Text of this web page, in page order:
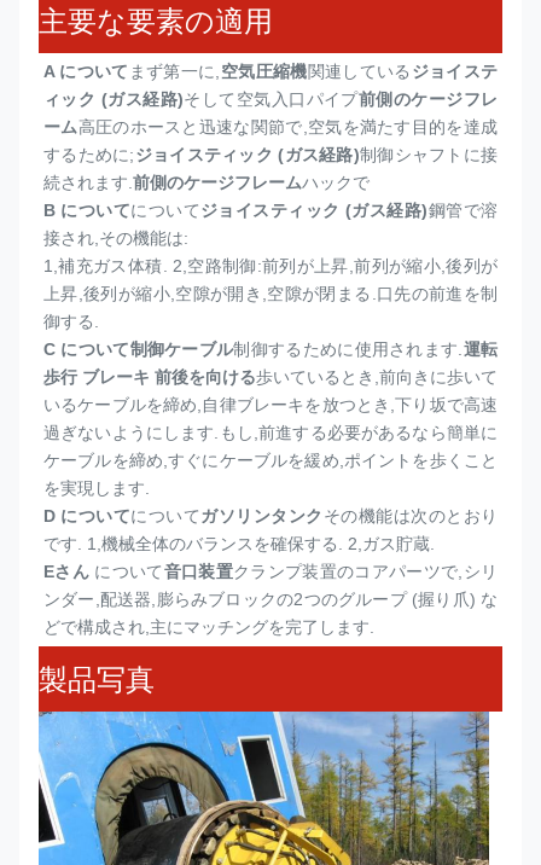
主要な要素の適用
A について まず第一に, 空気圧縮機関連している ジョイステ
ィック (ガス経路)そして空気入口パイプ前側のケージフレ
ーム高圧のホースと迅速な関節で,空気を満たす目的を達成
するために;ジョイスティック (ガス経路)制御シャフトに接
続されます. 前側のケージフレームハックで
B についてについてジョイスティック (ガス経路)鋼管で溶
接され,その機能は:
1, 補充ガス体積. 2,空路制御:前列が上昇,前列が縮小,後列が
上昇,後列が縮小,空隙が開き,空隙が閉まる.口先の前進を制
御する.
C について制御ケーブル制御するために使用されます. 運転
歩行 ブレーキ 前後を向ける歩いているとき,前向きに歩いて
いるケーブルを締め,自律ブレーキを放つとき,下り坂で高速
過ぎないようにします.もし,前進する必要があるなら簡単に
ケーブルを締め,すぐにケーブルを緩め,ポイントを歩くこと
を実現します.
D についてについてガソリンタンク その機能は次のとおり
です. 1,機械全体のバランスを確保する. 2,ガス貯蔵.
Eさん について音口装置クランプ装置のコアパーツで,シリ
ンダー,配送器,膨らみブロックの2つのグループ (握り爪) な
どで構成され,主にマッチングを完了します.
製品写真